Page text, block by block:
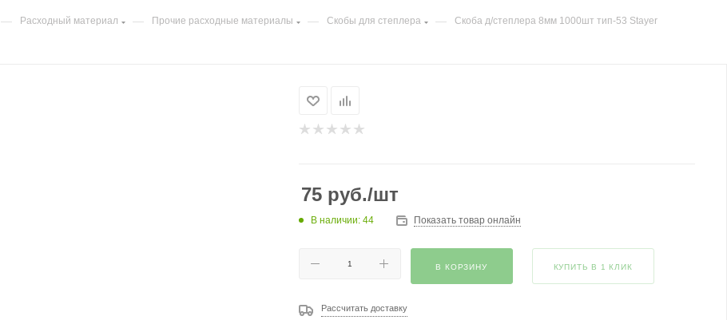
— Расходный материал — Прочие расходные материалы — Скобы для степлера — Скоба д/степлера 8мм 1000шт тип-53 Stayer
75руб./шт
В наличии: 44 Показать товар онлайн
В КОРЗИНУ КУПИТЬ В 1 КЛИК
Рассчитать доставку